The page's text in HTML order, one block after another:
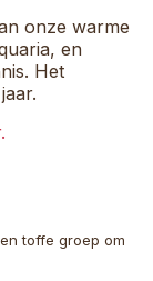
onze warme
en
Het
toffe groep om